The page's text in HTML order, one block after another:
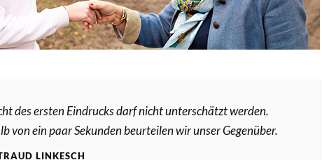
des ersten Eindrucks darf nicht unterschätzt werden.
von ein paar Sekunden beurteilen wir unser Gegenüber.
LINKESCH